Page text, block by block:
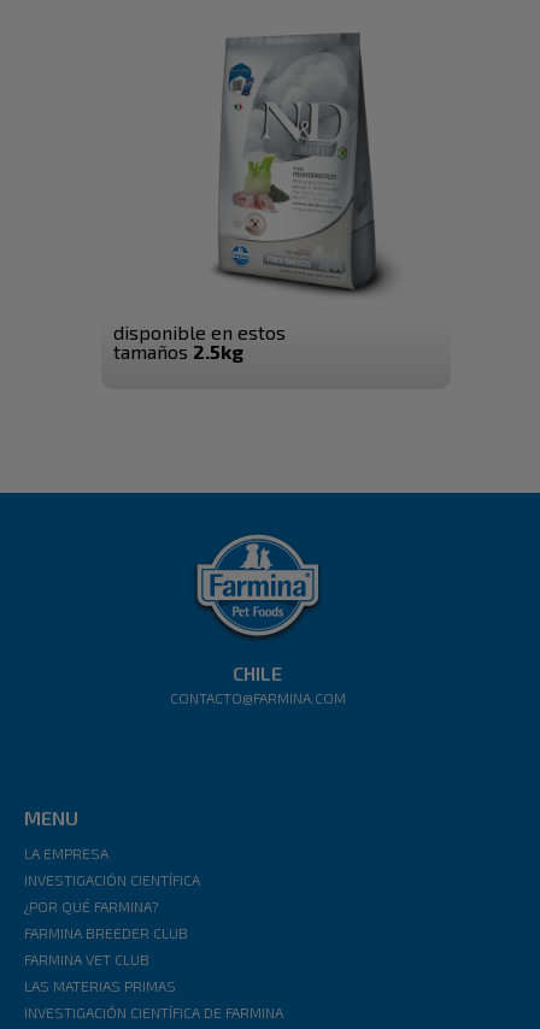
disponible en estos
tamaños 2.5kg
CHILE
CONTACTO@FARMINA.COM
MENU
LA EMPRESA
INVESTIGACIÓN CIENTÍFICA
¿POR QUÉ FARMINA?
FARMINA BREEDER CLUB
FARMINA VET CLUB
LAS MATERIAS PRIMAS
INVESTIGACIÓN CIENTÍFICA DE FARMINA